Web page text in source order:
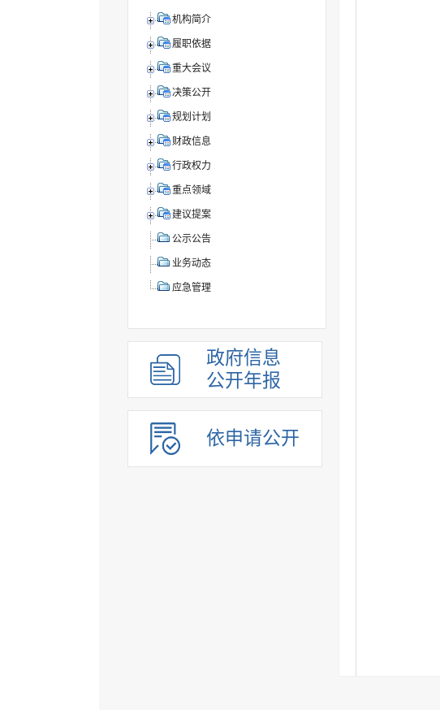
机构简介
履职依据
重大会议
决策公开
规划计划
财政信息
行政权力
重点领域
建议提案
公示公告
业务动态
应急管理
政府信息
公开年报
依申请公开